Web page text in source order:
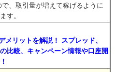
、取引量が増えて稼げるように
す。
リットを解説！ スプレッド、
比較、キャンペーン情報や口座開